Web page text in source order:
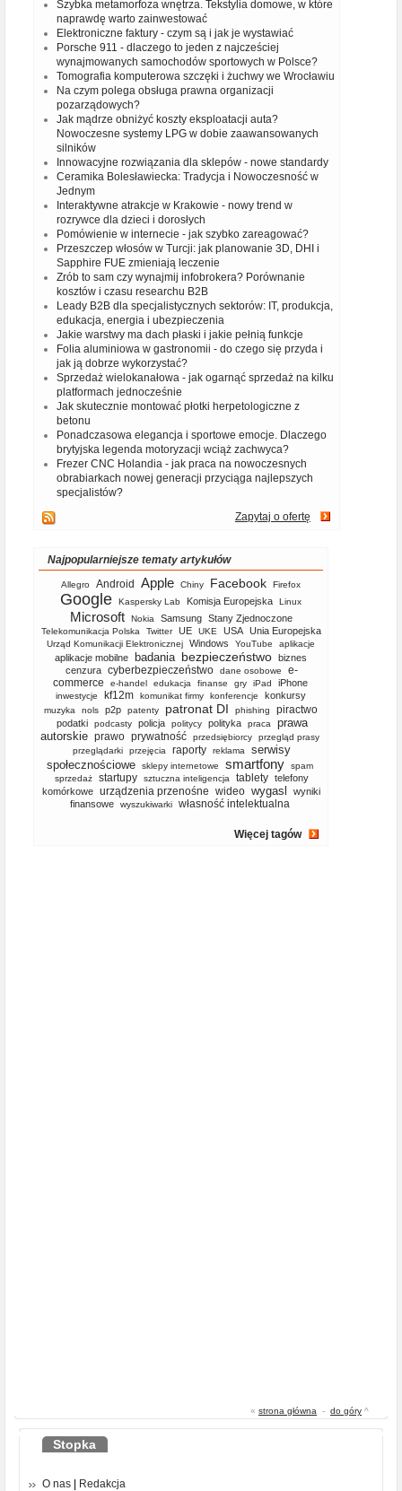
Szybka metamorfoza wnętrza. Tekstylia domowe, w które
naprawdę warto zainwestować
Elektroniczne faktury - czym są i jak je wystawiać
Porsche 911 - dlaczego to jeden z najcześciej
wynajmowanych samochodów sportowych w Polsce?
Tomografia komputerowa szczęki i żuchwy we Wrocławiu
Na czym polega obsługa prawna organizacji
pozarządowych?
Jak mądrze obniżyć koszty eksploatacji auta?
Nowoczesne systemy LPG w dobie zaawansowanych
silników
Innowacyjne rozwiązania dla sklepów - nowe standardy
Ceramika Bolesławiecka: Tradycja i Nowoczesność w
Jednym
Interaktywne atrakcje w Krakowie - nowy trend w
rozrywce dla dzieci i dorosłych
Pomówienie w internecie - jak szybko zareagować?
Przeszczep włosów w Turcji: jak planowanie 3D, DHI i
Sapphire FUE zmieniają leczenie
Zrób to sam czy wynajmij infobrokera? Porównanie
kosztów i czasu researchu B2B
Leady B2B dla specjalistycznych sektorów: IT, produkcja,
edukacja, energia i ubezpieczenia
Jakie warstwy ma dach płaski i jakie pełnią funkcje
Folia aluminiowa w gastronomii - do czego się przyda i
jak ją dobrze wykorzystać?
Sprzedaż wielokanałowa - jak ogarnąć sprzedaż na kilku
platformach jednocześnie
Jak skutecznie montować płotki herpetologiczne z
betonu
Ponadczasowa elegancja i sportowe emocje. Dlaczego
brytyjska legenda motoryzacji wciąż zachwyca?
Frezer CNC Holandia - jak praca na nowoczesnych
obrabiarkach nowej generacji przyciąga najlepszych
specjalistów?
Zapytaj o ofertę
Najpopularniejsze tematy artykułów
Allegro Android Apple Chiny Facebook Firefox
Google Kaspersky Lab Komisja Europejska Linux
Microsoft Nokia Samsung Stany Zjednoczone
Telekomunikacja Polska Twitter UE UKE USA Unia Europejska
Urząd Komunikacji Elektronicznej Windows YouTube aplikacje
aplikacje mobilne badania bezpieczeństwo biznes
cenzura cyberbezpieczeństwo dane osobowe
e-
commerce
e-handel edukacja finanse gry iPad iPhone
inwestycje kf12m komunikat firmy konferencje konkursy
muzyka nols p2p patenty patronat DI phishing piractwo
podatki podcasty policja politycy polityka praca
prawa
autorskie prawo prywatność przedsiębiorcy
przegląd prasy
przeglądarki
przejęcia raporty reklama
serwisy
społecznościowe
sklepy internetowe smartfony
spam
sprzedaż
startupy sztuczna inteligencja tablety telefony
komórkowe
urządzenia przenośne wideo wygasl
wyniki
finansowe
wyszukiwarki własność intelektualna
Więcej tagów
« strona główna - do góry ^
Stopka
O nas | Redakcja